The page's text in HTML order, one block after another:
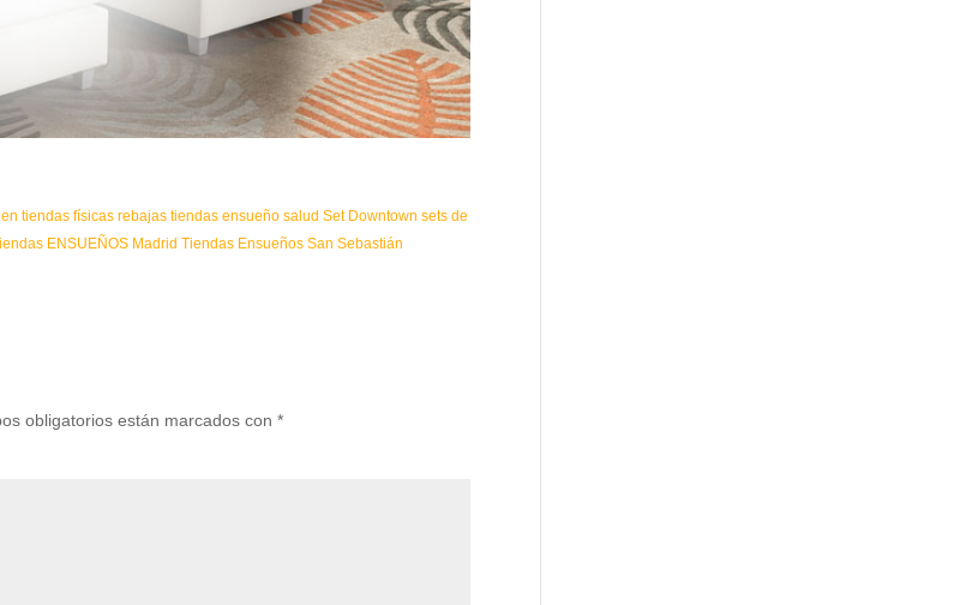
tiendas físicas rebajas tiendas ensueño salud Set Downtown sets de
ENSUEÑOS Madrid Tiendas Ensueños San Sebastián
obligatorios están marcados con*